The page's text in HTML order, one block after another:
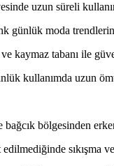
uzun süreli
günlük moda
kaymaz tabanı ile
kullanımda uzun
bölgesinden
sıkışma ve